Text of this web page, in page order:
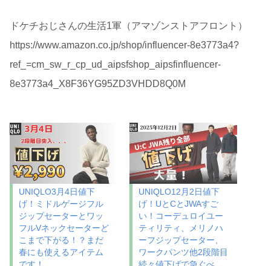
ドケチおじさんの生活1軍（アマゾンストアフロント）
https://www.amazon.co.jp/shop/influencer-8e3773a4?
ref_=cm_sw_r_cp_ud_aipsfshop_aipsfinfluencer-
8e3773a4_X8F36YG95ZD3VHDD8Q0M
UNIQLO3月4日値下
げ！ミドルゲージフル
ジップセーターとワッ
フルVネックセーターど
こまで下がる！？まだ
春にも使えるアイテム
UNIQLO12月2日値下
げ！UとCとJWAすご
い！コーデュロイユー
ティリティ、メリノハ
ーフジップセーター、
ワークパンツ他2段階目